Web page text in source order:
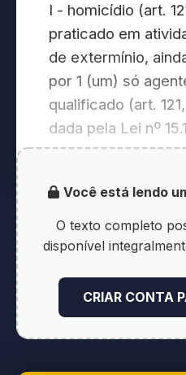
I - homicídio (art.
praticado em
de extermínio,
por 1 (um) só
qualificado (art.
dada pela Lei nº
natureza
lesão corporal
129, § 3º), quando
2025)
a) contra
Você está lendo
O texto completo
disponível
CRIAR CONTA